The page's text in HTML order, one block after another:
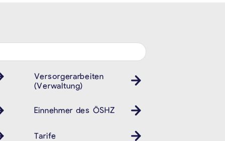
Versorgerarbeiten
(Verwaltung)
Einnehmer des ÖSHZ
Tarife